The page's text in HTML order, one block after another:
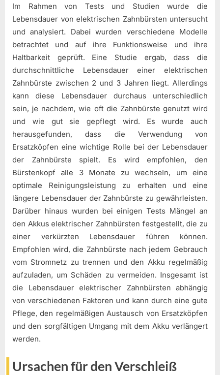
Im Rahmen von Tests und Studien wurde die
Lebensdauer von elektrischen Zahnbürsten untersucht
und analysiert. Dabei wurden verschiedene Modelle
betrachtet und auf ihre Funktionsweise und ihre
Haltbarkeit geprüft. Eine Studie ergab, dass die
durchschnittliche Lebensdauer einer elektrischen
Zahnbürste zwischen 2 und 3 Jahren liegt. Allerdings
kann diese Lebensdauer durchaus unterschiedlich
sein, je nachdem, wie oft die Zahnbürste genutzt wird
und wie gut sie gepflegt wird. Es wurde auch
herausgefunden, dass die Verwendung von
Ersatzköpfen eine wichtige Rolle bei der Lebensdauer
der Zahnbürste spielt. Es wird empfohlen, den
Bürstenkopf alle 3 Monate zu wechseln, um eine
optimale Reinigungsleistung zu erhalten und eine
längere Lebensdauer der Zahnbürste zu gewährleisten.
Darüber hinaus wurden bei einigen Tests Mängel an
den Akkus elektrischer Zahnbürsten festgestellt, die zu
einer verkürzten Lebensdauer führen können.
Empfohlen wird, die Zahnbürste nach jedem Gebrauch
vom Stromnetz zu trennen und den Akku regelmäßig
aufzuladen, um Schäden zu vermeiden. Insgesamt ist
die Lebensdauer elektrischer Zahnbürsten abhängig
von verschiedenen Faktoren und kann durch eine gute
Pflege, den regelmäßigen Austausch von Ersatzköpfen
und den sorgfältigen Umgang mit dem Akku verlängert
werden.
Ursachen für den Verschleiß